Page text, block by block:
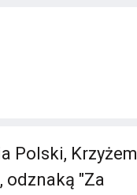
Polski, Krzyżem
odznaką "Za